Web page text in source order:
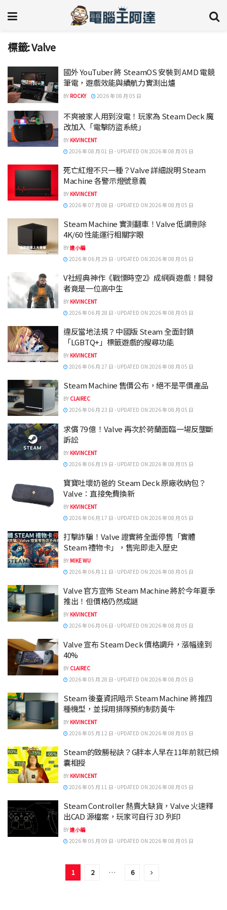
標籤:Valve
國外 YouTuber 將 SteamOS 安裝到 AMD 電競
筆電，遊戲效能與續航力實測出爐
BY ROCKY 2026 年 08 月 05 日
不爽被家人用到沒電！玩家為 Steam Deck 魔
改加入「電擊防盜系統」
BY KKVINCENT
2026 年 08 月 01 日 - UPDATED ON 2026 年 08 月 05 日
死亡紅燈不只一種？Valve 詳細說明 Steam
Machine 各警示燈號意義
BY KKVINCENT
2026 年 07 月 08 日 - UPDATED ON 2026 年 08 月 05 日
Steam Machine 實測翻車！Valve 低調刪除
4K/60 性能運行相關字眼
BY達小編
2026 年 06 月 29 日 - UPDATED ON 2026 年 08 月 05 日
V社經典神作《戰慄時空2》成網頁遊戲！開發
者竟是一位高中生
BY KKVINCENT
2026 年 06 月 28 日 - UPDATED ON 2026 年 08 月 05 日
違反當地法規？中國版 Steam 全面封鎖
「LGBTQ+」標籤遊戲的搜尋功能
BY KKVINCENT
2026 年 06 月 27 日 - UPDATED ON 2026 年 08 月 05 日
Steam Machine 售價公布，絕不是平價產品
BY CLAIREC
2026 年 06 月 23 日 - UPDATED ON 2026 年 08 月 05 日
求償 79 億！Valve 再次於荷蘭面臨一場反壟斷
訴訟
BY KKVINCENT
2026 年 06 月 19 日 - UPDATED ON 2026 年 08 月 05 日
寶寶吐壞奶爸的 Steam Deck 原廠收納包？
Valve：直接免費換新
BY KKVINCENT
2026 年 06 月 17 日 - UPDATED ON 2026 年 08 月 05 日
打擊詐騙！Valve 證實將全面停售「實體
Steam 禮物卡」，售完即走入歷史
BY MIKE WU
2026 年 06 月 11 日 - UPDATED ON 2026 年 08 月 05 日
Valve 官方宣佈 Steam Machine 將於今年夏季
推出！但價格仍然成謎
BY KKVINCENT
2026 年 06 月 06 日 - UPDATED ON 2026 年 08 月 05 日
Valve 宣布 Steam Deck 價格調升，漲幅達到
40%
BY CLAIREC
2026 年 05 月 28 日 - UPDATED ON 2026 年 08 月 05 日
Steam 後臺資訊暗示 Steam Machine 將推四
種機型，並採用排隊預約制防黃牛
BY KKVINCENT
2026 年 05 月 12 日 - UPDATED ON 2026 年 08 月 05 日
Steam的致勝秘訣？G胖本人早在11年前就已傾
囊相授
BY KKVINCENT
2026 年 05 月 11 日 - UPDATED ON 2026 年 08 月 05 日
Steam Controller 熱賣大缺貨，Valve 火速釋
出CAD 源檔案，玩家可自行 3D 列印
BY達小編
2026 年 05 月 09 日 - UPDATED ON 2026 年 08 月 05 日
1 2 … 6